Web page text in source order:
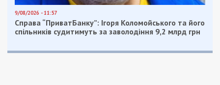
9/08/2026 - 11:57
Справа “ПриватБанку”: Ігоря Коломойського та його
спільників судитимуть за заволодіння 9,2 млрд грн